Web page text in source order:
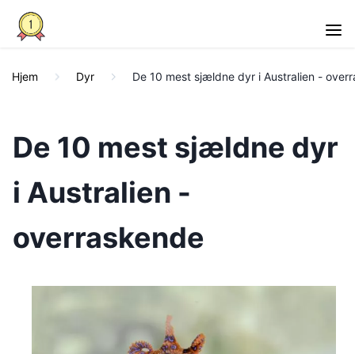
Hjem Dyr De 10 mest sjældne dyr i Australien -
De 10 mest sjældne dyr
i Australien -
overraskende